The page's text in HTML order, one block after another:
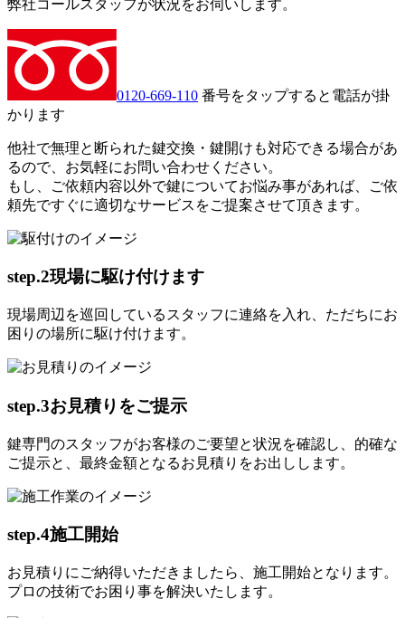
弊社コールスタッフが状況をお伺いします。
0120-669-110 番号をタップすると電話が掛
かります
他社で無理と断られた鍵交換・鍵開けも対応できる場合があ
るので、お気軽にお問い合わせください。
もし、ご依頼内容以外で鍵についてお悩み事があれば、ご依
頼先ですぐに適切なサービスをご提案させて頂きます。
step.2現場に駆け付けます
現場周辺を巡回しているスタッフに連絡を入れ、ただちにお
困りの場所に駆け付けます。
step.3お見積りをご提示
鍵専門のスタッフがお客様のご要望と状況を確認し、的確な
ご提示と、最終金額となるお見積りをお出しします。
step.4施工開始
お見積りにご納得いただきましたら、施工開始となります。
プロの技術でお困り事を解決いたします。